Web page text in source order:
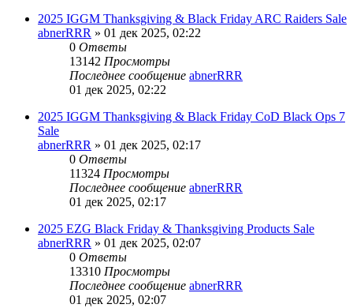
2025 IGGM Thanksgiving & Black Friday ARC Raiders Sale
abnerRRR » 01 дек 2025, 02:22
0 Ответы
13142 Просмотры
Последнее сообщение abnerRRR
01 дек 2025, 02:22
2025 IGGM Thanksgiving & Black Friday CoD Black Ops 7
Sale
abnerRRR » 01 дек 2025, 02:17
0 Ответы
11324 Просмотры
Последнее сообщение abnerRRR
01 дек 2025, 02:17
2025 EZG Black Friday & Thanksgiving Products Sale
abnerRRR » 01 дек 2025, 02:07
0 Ответы
13310 Просмотры
Последнее сообщение abnerRRR
01 дек 2025, 02:07